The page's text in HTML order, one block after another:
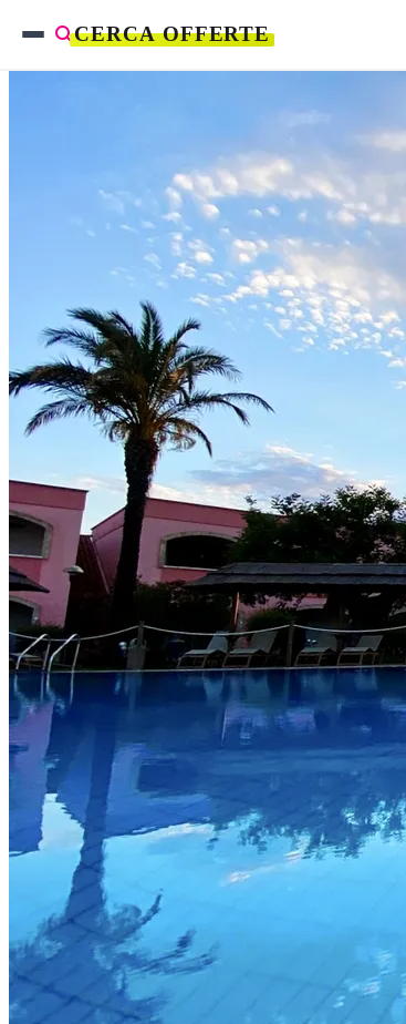
CERCA OFFERTE